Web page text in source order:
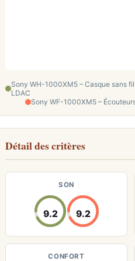
Sony WH-1000XM5 – Casque sans
LDAC
Sony WF-1000XM5 –
Détail des critères
SON
9.2 9.2
CONFORT